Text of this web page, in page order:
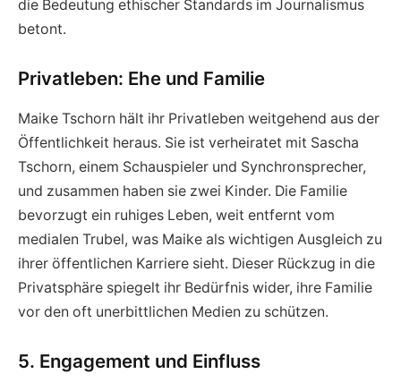
die Bedeutung ethischer Standards im Journalismus
betont.
Privatleben: Ehe und Familie
Maike Tschorn hält ihr Privatleben weitgehend aus der
Öffentlichkeit heraus. Sie ist verheiratet mit Sascha
Tschorn, einem Schauspieler und Synchronsprecher,
und zusammen haben sie zwei Kinder. Die Familie
bevorzugt ein ruhiges Leben, weit entfernt vom
medialen Trubel, was Maike als wichtigen Ausgleich zu
ihrer öffentlichen Karriere sieht. Dieser Rückzug in die
Privatsphäre spiegelt ihr Bedürfnis wider, ihre Familie
vor den oft unerbittlichen Medien zu schützen.
5. Engagement und Einfluss